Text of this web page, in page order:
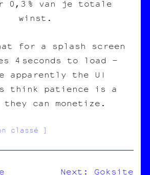
0,3 % van je totale
winst.
for a splash screen
4 seconds to load –
apparently the UI
think patience is a
can monetize.
classé
Next: Goksite